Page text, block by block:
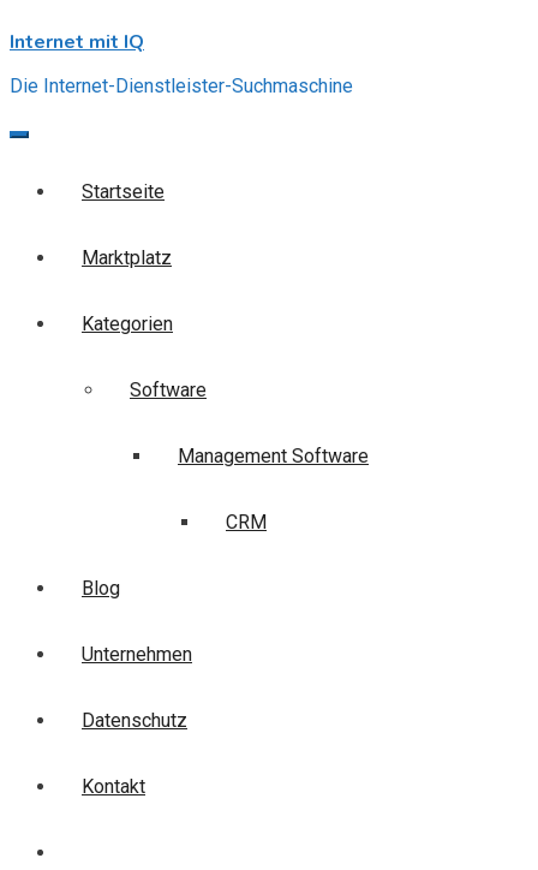
to
Internet mit IQ
Die Internet-Dienstleister-Suchmaschine
Startseite
Marktplatz
Kategorien
Software
Management Software
CRM
Blog
Unternehmen
Datenschutz
Kontakt